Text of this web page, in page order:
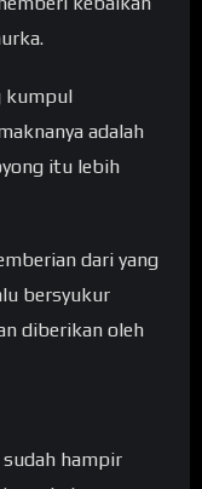
kumpul
adalah
itu lebih
dari yang
bersyukur
diberikan oleh
hampir